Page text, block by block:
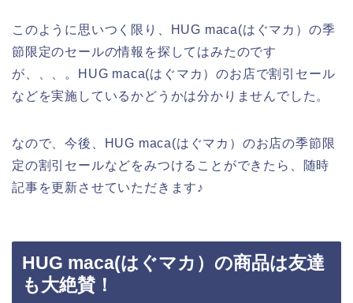
このように思いつく限り、HUG maca(はぐマカ）の季
節限定のセールの情報を探してはみたのです
が、、、。HUG maca(はぐマカ）のお店で割引セール
などを実施しているかどうかは分かりませんでした。
なので、今後、HUG maca(はぐマカ）のお店の季節限
定の割引セールなどをみつけることができたら、随時
記事を更新させていただきます♪
HUG maca(はぐマカ）の商品は友達
も大絶賛！